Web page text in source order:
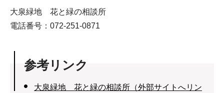
大泉緑地 花と緑の相談所
電話番号：072-251-0871
参考リンク
大泉緑地 花と緑の相談所（外部サイトへリン